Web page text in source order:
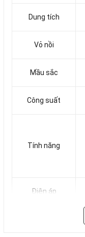
Dung tích
Vỏ nồi
Mầu sắc
Công suất
Tính năng
Điện áp